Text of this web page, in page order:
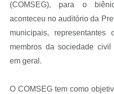
(COMSEG), para o
aconteceu no auditório da
municipais,
membros da sociedade
em geral.
O COMSEG tem como